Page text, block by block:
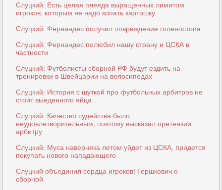
Слуцкий: Есть целая плеяда выращенных лимитом
игроков, которым не надо копать картошку
Слуцкий: Фернандес получил повреждение голеностопа
Слуцкий: Фернандес полюбил нашу страну и ЦСКА в
частности
Слуцкий: Футболисты сборной РФ будут ездить на
тренировки в Швейцарии на велосипедах
Слуцкий: История с шуткой про футбольных арбитров не
стоит выеденного яйца
Слуцкий: Качество судейства было
неудовлетворительным, поэтому высказал претензии
арбитру
Слуцкий: Муса наверняка летом уйдет из ЦСКА, придется
покупать нового нападающего
Слуцкий объединил сердца игроков! Гершкович о
сборной